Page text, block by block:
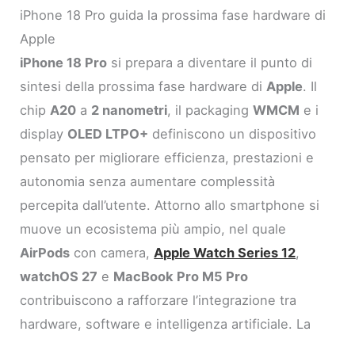
iPhone 18 Pro guida la prossima fase hardware di
Apple
iPhone 18 Pro si prepara a diventare il punto di
sintesi della prossima fase hardware diApple. Il
chipA20 a 2 nanometri, il packagingWMCM e i
display OLED LTPO+ definiscono un dispositivo
pensato per migliorare efficienza, prestazioni e
autonomia senza aumentare complessità
percepita dall’utente. Attorno allo smartphone si
muove un ecosistema più ampio, nel quale
AirPods con camera,Apple Watch Series 12,
watchOS 27 e MacBook Pro M5 Pro
contribuiscono a rafforzare l’integrazione tra
hardware, software e intelligenza artificiale. La